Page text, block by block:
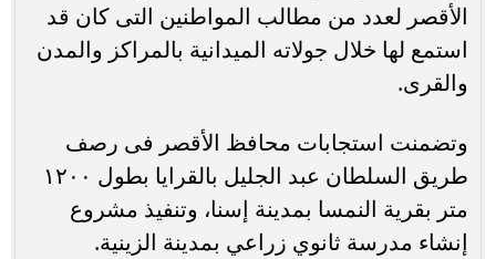
الأقصر لعدد من مطالب المواطنين التى كان قد
استمع لها خلال جولاته الميدانية بالمراكز والمدن
والقرى.
وتضمنت استجابات محافظ الأقصر فى رصف
طريق السلطان عبد الجليل بالقرايا بطول ١٢٠٠
متر بقرية النمسا بمدينة إسنا، وتنفيذ مشروع
إنشاء مدرسة ثانوي زراعي بمدينة الزينية.